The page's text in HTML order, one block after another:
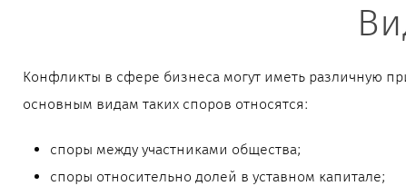
Конфликты в сфере бизнеса могут иметь различную
основным видам таких споров относятся:
споры между участниками общества;
споры относительно долей в уставном капитале;